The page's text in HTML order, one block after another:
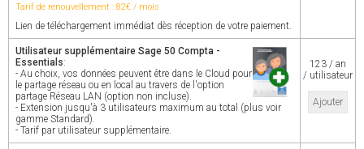
Tarif de renouvellement : 82€ / mois
Lien de téléchargement immédiat dès réception de votre paiement.
Utilisateur supplémentaire Sage 50 Compta -
Essentials:
- Au choix, vos données peuvent être dans le Cloud pour
le partage réseau ou en local au travers de l'option
partage Réseau LAN (option non incluse).
- Extension jusqu'à 3 utilisateurs maximum au total (plus voir
gamme Standard).
- Tarif par utilisateur supplémentaire.
123 / an
/ utilisateur
Ajouter